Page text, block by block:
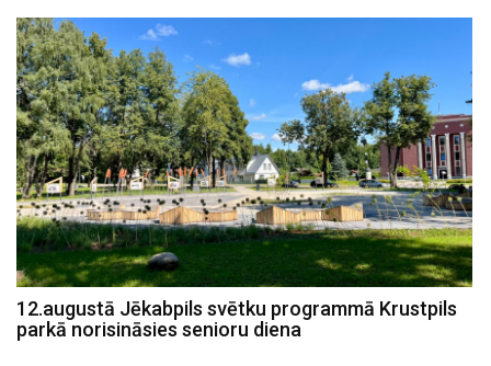
12.augustā Jēkabpils svētku programmā Krustpils
parkā norisināsies senioru diena